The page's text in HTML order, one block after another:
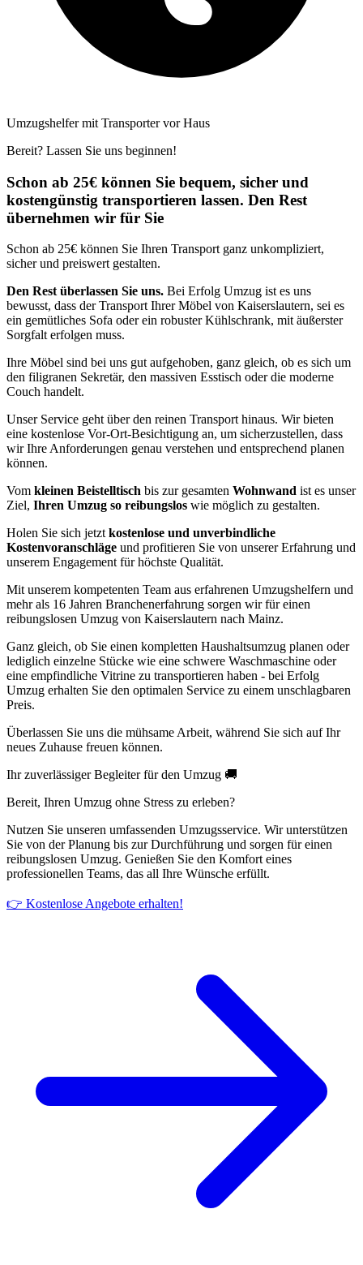
Umzugshelfer mit Transporter vor Haus
Bereit? Lassen Sie uns beginnen!
Schon ab 25€ können Sie bequem, sicher und
kostengünstig transportieren lassen. Den Rest
übernehmen wir für Sie
Schon ab 25€ können Sie Ihren Transport ganz unkompliziert,
sicher und preiswert gestalten.
Den Rest überlassen Sie uns. Bei Erfolg Umzug ist es uns
bewusst, dass der Transport Ihrer Möbel von Kaiserslautern, sei es
ein gemütliches Sofa oder ein robuster Kühlschrank, mit äußerster
Sorgfalt erfolgen muss.
Ihre Möbel sind bei uns gut aufgehoben, ganz gleich, ob es sich um
den filigranen Sekretär, den massiven Esstisch oder die moderne
Couch handelt.
Unser Service geht über den reinen Transport hinaus. Wir bieten
eine kostenlose Vor-Ort-Besichtigung an, um sicherzustellen, dass
wir Ihre Anforderungen genau verstehen und entsprechend planen
können.
Vom kleinen Beistelltisch bis zur gesamten Wohnwand ist es unser
Ziel, Ihren Umzug so reibungslos wie möglich zu gestalten.
Holen Sie sich jetzt kostenlose und unverbindliche
Kostenvoranschläge und profitieren Sie von unserer Erfahrung und
unserem Engagement für höchste Qualität.
Mit unserem kompetenten Team aus erfahrenen Umzugshelfern und
mehr als 16 Jahren Branchenerfahrung sorgen wir für einen
reibungslosen Umzug von Kaiserslautern nach Mainz.
Ganz gleich, ob Sie einen kompletten Haushaltsumzug planen oder
lediglich einzelne Stücke wie eine schwere Waschmaschine oder
eine empfindliche Vitrine zu transportieren haben - bei Erfolg
Umzug erhalten Sie den optimalen Service zu einem unschlagbaren
Preis.
Überlassen Sie uns die mühsame Arbeit, während Sie sich auf Ihr
neues Zuhause freuen können.
Ihr zuverlässiger Begleiter für den Umzug 🚚
Bereit, Ihren Umzug ohne Stress zu erleben?
Nutzen Sie unseren umfassenden Umzugsservice. Wir unterstützen
Sie von der Planung bis zur Durchführung und sorgen für einen
reibungslosen Umzug. Genießen Sie den Komfort eines
professionellen Teams, das all Ihre Wünsche erfüllt.
👉 Kostenlose Angebote erhalten!